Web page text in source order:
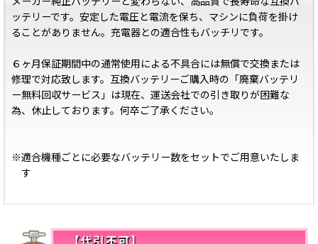
ッテリーです。安定した電圧と電流を保ち、マシンに負荷を掛け
ることがありません。充電器との適合性もバッチリです。
６ヶ月保証期間中の通常使用による不具合には無償で交換または
修理で対応致します。互換バッテリーご購入時の「廃棄バッテリ
ー無料回収サービス」は現在、運送会社での引き取りが困難な
為、休止しております。何卒ご了承ください。
※適合機種ごとに必要なバッテリー数をセットでご用意いたしま
す